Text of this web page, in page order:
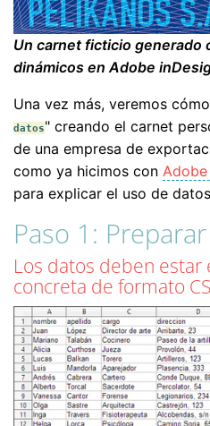
Un carnet ficticio generado
dinámicos en Adobe
Una vez más, veremos
datos" creando el carnet
de una empresa de
como ya hicimos con
para explicar el uso de
Paso 1:
Los datos deben estar
concreta de formato